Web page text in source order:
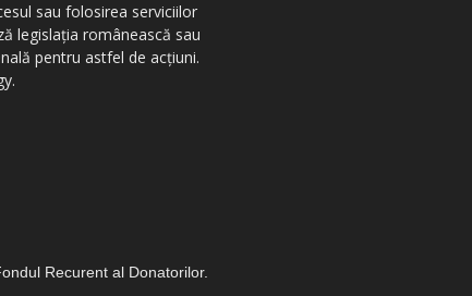
sau folosirea serviciilor
legislația românească sau
pentru astfel de acțiuni.
Recurent al Donatorilor.